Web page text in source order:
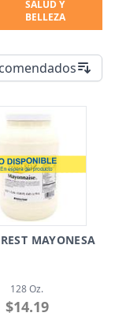
SALUD Y
BELLEZA
MAYONESA
128 Oz.
$14.19